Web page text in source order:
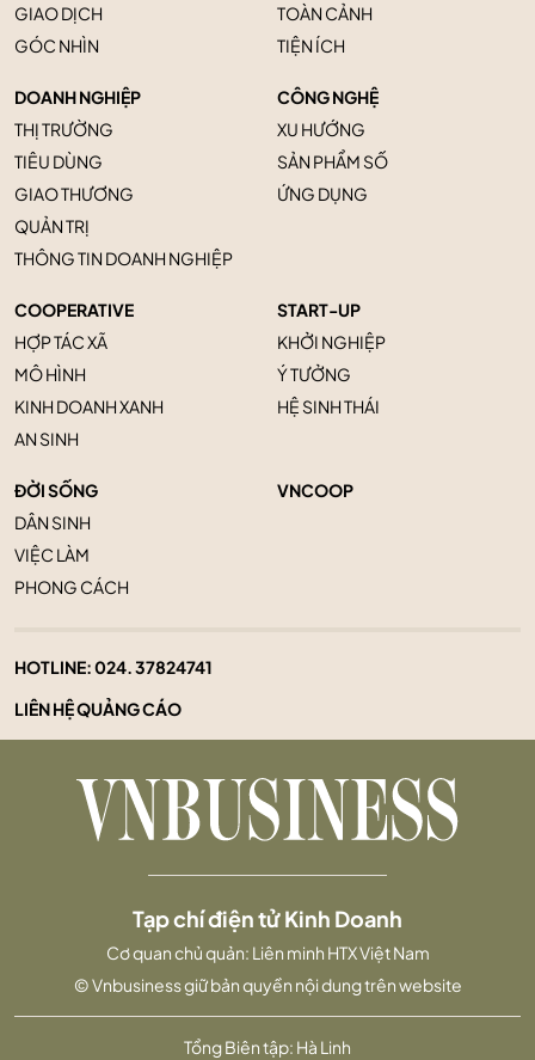
GIAO DỊCH
GÓC NHÌN
TOÀN CẢNH
TIỆN ÍCH
DOANH NGHIỆP
THỊ TRƯỜNG
TIÊU DÙNG
GIAO THƯƠNG
QUẢN TRỊ
THÔNG TIN DOANH NGHIỆP
CÔNG NGHỆ
XU HƯỚNG
SẢN PHẨM SỐ
ỨNG DỤNG
COOPERATIVE
HỢP TÁC XÃ
MÔ HÌNH
KINH DOANH XANH
AN SINH
START-UP
KHỞI NGHIỆP
Ý TƯỞNG
HỆ SINH THÁI
ĐỜI SỐNG
DÂN SINH
VIỆC LÀM
PHONG CÁCH
VNCOOP
HOTLINE:024. 37824741
LIÊN HỆ QUẢNG CÁO
Tổng Biên tập: Hà Linh
Tạp chí điện tử Kinh Doanh
Cơ quan chủ quản: Liên minh HTX Việt Nam
© Vnbusiness giữ bản quyền nội dung trên website